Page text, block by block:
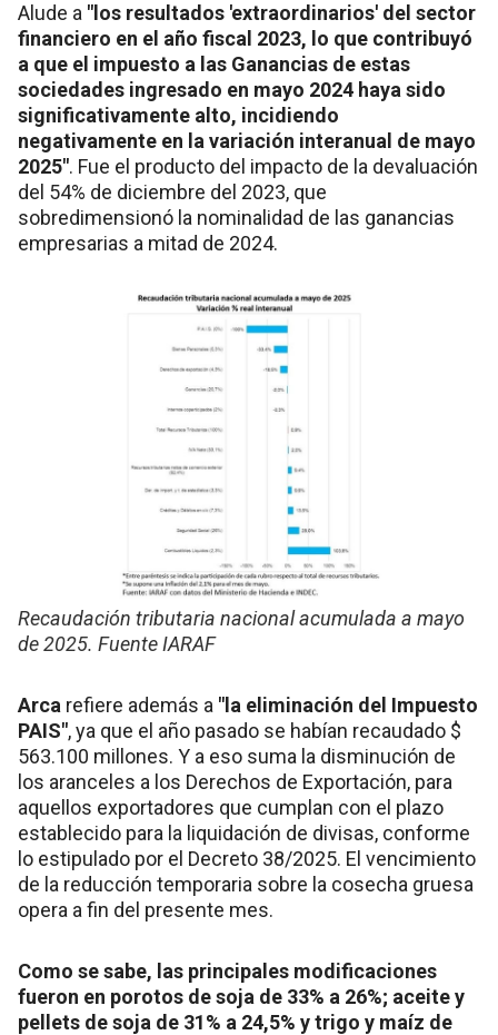
Alude a "los resultados 'extraordinarios' del sector
financiero en el año fiscal 2023, lo que contribuyó
a que el impuesto a las Ganancias de estas
sociedades ingresado en mayo 2024 haya sido
significativamente alto, incidiendo
negativamente en la variación interanual de mayo
2025". Fue el producto del impacto de la devaluación
del 54% de diciembre del 2023, que
sobredimensionó la nominalidad de las ganancias
empresarias a mitad de 2024.
Recaudación tributaria nacional acumulada a mayo
de 2025. Fuente IARAF
Arca refiere además a "la eliminación del Impuesto
PAIS", ya que el año pasado se habían recaudado $
563.100 millones. Y a eso suma la disminución de
los aranceles a los Derechos de Exportación, para
aquellos exportadores que cumplan con el plazo
establecido para la liquidación de divisas, conforme
lo estipulado por el Decreto 38/2025. El vencimiento
de la reducción temporaria sobre la cosecha gruesa
opera a fin del presente mes.
Como se sabe, las principales modificaciones
fueron en porotos de soja de 33% a 26%; aceite y
pellets de soja de 31% a 24,5% y trigo y maíz de